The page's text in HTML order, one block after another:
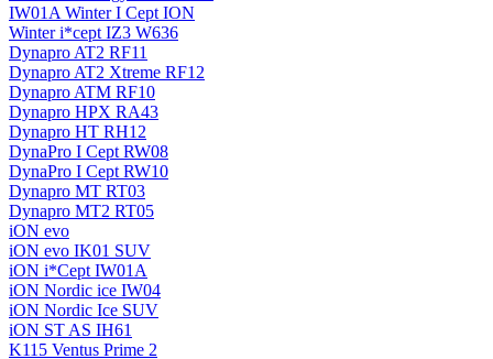
IW01A Winter I Cept ION
Winter i*cept IZ3 W636
Dynapro AT2 RF11
Dynapro AT2 Xtreme RF12
Dynapro ATM RF10
Dynapro HPX RA43
Dynapro HT RH12
DynaPro I Cept RW08
DynaPro I Cept RW10
Dynapro MT RT03
Dynapro MT2 RT05
iON evo
iON evo IK01 SUV
iON i*Cept IW01A
iON Nordic ice IW04
iON Nordic Ice SUV
iON ST AS IH61
K115 Ventus Prime 2